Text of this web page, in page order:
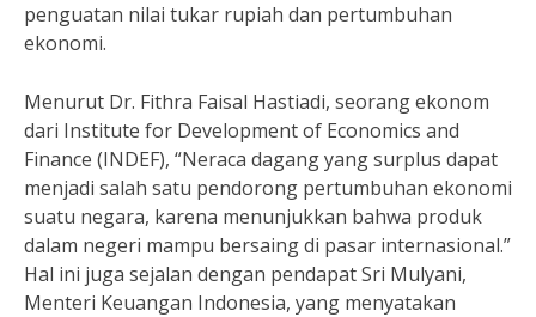
penguatan nilai tukar rupiah dan pertumbuhan
ekonomi.
Menurut Dr. Fithra Faisal Hastiadi, seorang ekonom
dari Institute for Development of Economics and
Finance (INDEF), “Neraca dagang yang surplus dapat
menjadi salah satu pendorong pertumbuhan ekonomi
suatu negara, karena menunjukkan bahwa produk
dalam negeri mampu bersaing di pasar internasional.”
Hal ini juga sejalan dengan pendapat Sri Mulyani,
Menteri Keuangan Indonesia, yang menyatakan